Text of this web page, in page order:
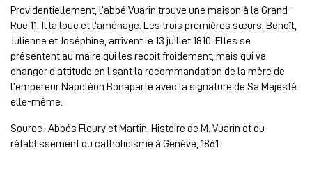
Providentiellement, l’abbé Vuarin trouve une maison à la Grand-
Rue 11. Il la loue et l’aménage. Les trois premières sœurs, Benoît,
Julienne et Joséphine, arrivent le 13 juillet 1810. Elles se
présentent au maire qui les reçoit froidement, mais qui va
changer d’attitude en lisant la recommandation de la mère de
l’empereur Napoléon Bonaparte avec la signature de Sa Majesté
elle-même.
Source : Abbés Fleury et Martin, Histoire de M. Vuarin et du
rétablissement du catholicisme à Genève, 1861